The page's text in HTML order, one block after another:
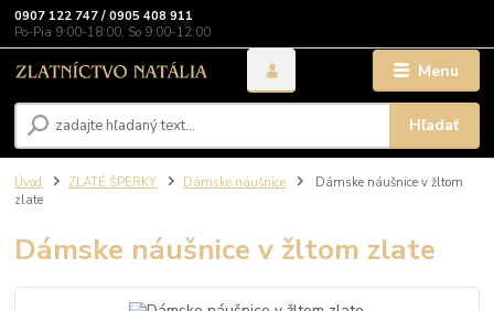
Menu
Hľadať
0907 122 747 / 0905 408 911
Po-Pia 9:00-18:00, So 9:00-12:00
Úvod ZLATÉ ŠPERKY Dámske náušnice
Dámske náušnice v žltom
zlate
Dámske náušnice v žltom zlate